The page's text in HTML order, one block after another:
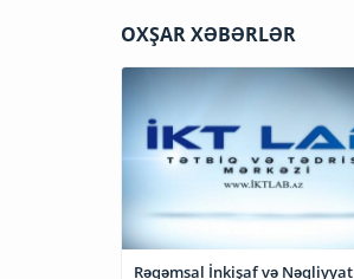
OXŞAR XƏBƏRLƏR
Rəqəmsal İnkişaf və Nəqliyyat